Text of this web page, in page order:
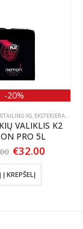
-20%
, EKSTERJERAS ,
VALIKLIS K2
PRO 5L
Original
was:
€40.00.
€32.00
Į KREPŠELĮ